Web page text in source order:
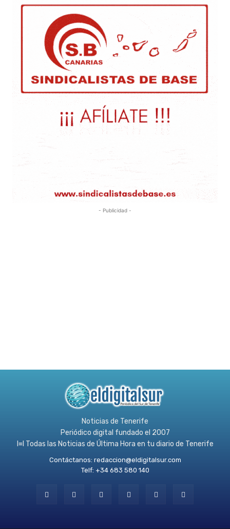
- Publicidad -
Noticias de Tenerife
Periódico digital fundado el 2007
l≡l Todas las Noticias de Última Hora en tu diario de Tenerife
Contáctanos: redaccion@eldigitalsur.com
Telf: +34 683 580 140